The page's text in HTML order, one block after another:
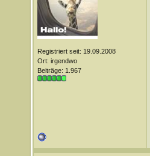
Registriert seit: 19.09.2008
Ort: irgendwo
Beiträge: 1.967